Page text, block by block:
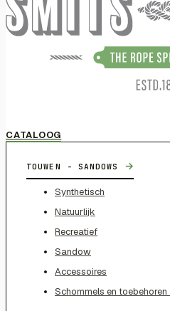
CATALOOG
TOUWEN - SANDOWS →
Synthetisch
Natuurlijk
Recreatief
Sandow
Accessoires
Schommels en